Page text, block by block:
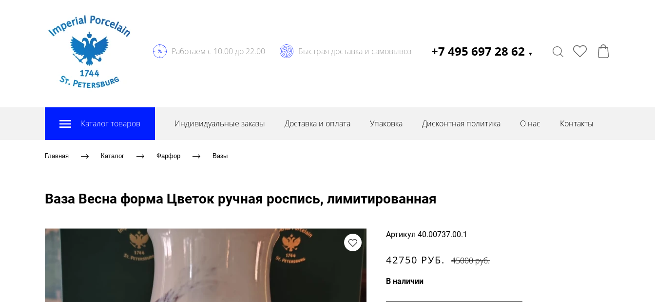
Работаем с 10.00 до 22.00 Быстрая доставка и самовывоз +7 495 697 28 62 ▼
Каталог товаров Индивидуальные заказы Доставка и оплата Упаковка Дисконтная политика О нас Контакты
Главная Каталог Фарфор Вазы
Ваза Весна форма Цветок ручная роспись, лимитированная
Артикул 40.00737.00.1
42750 РУБ. 45000 руб.
В наличии